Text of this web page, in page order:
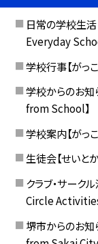
日常の学校生
Everyday
学校行事【がっ
学校からのお知
from School】
学校案内【が
生徒会【せい
クラブ・サーク
Circle Activities
堺市からのお